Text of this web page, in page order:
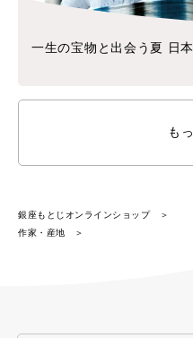
一生の宝物と出会う夏 日
も
銀座もとじオンラインショップ
作家・産地